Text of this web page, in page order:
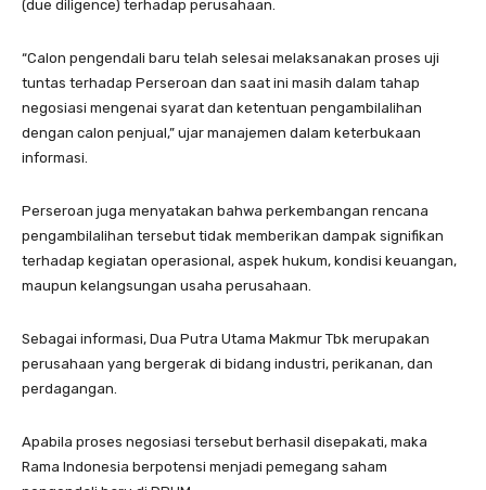
(due diligence) terhadap perusahaan.
“Calon pengendali baru telah selesai melaksanakan proses uji
tuntas terhadap Perseroan dan saat ini masih dalam tahap
negosiasi mengenai syarat dan ketentuan pengambilalihan
dengan calon penjual,” ujar manajemen dalam keterbukaan
informasi.
Perseroan juga menyatakan bahwa perkembangan rencana
pengambilalihan tersebut tidak memberikan dampak signifikan
terhadap kegiatan operasional, aspek hukum, kondisi keuangan,
maupun kelangsungan usaha perusahaan.
Sebagai informasi, Dua Putra Utama Makmur Tbk merupakan
perusahaan yang bergerak di bidang industri, perikanan, dan
perdagangan.
Apabila proses negosiasi tersebut berhasil disepakati, maka
Rama Indonesia berpotensi menjadi pemegang saham